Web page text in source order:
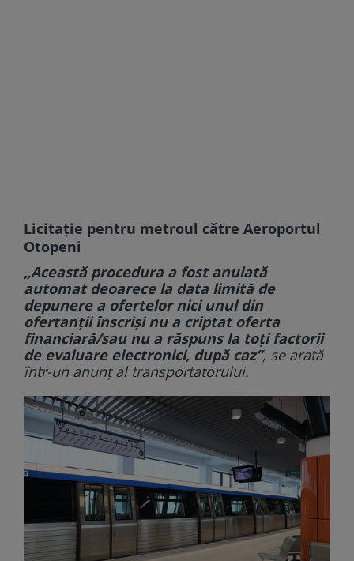
Licitație pentru metroul către Aeroportul
Otopeni
„Această procedura a fost anulată
automat deoarece la data limită de
depunere a ofertelor nici unul din
ofertanții înscriși nu a criptat oferta
financiară/sau nu a răspuns la toți factorii
de evaluare electronici, după caz”, se arată
într-un anunț al transportatorului.